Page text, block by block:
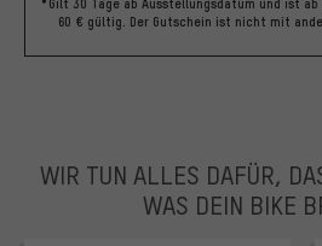
60 € gültig. Der Gutschein ist nicht mit
WIR TUN ALLES DAFÜR,
WAS DEIN BIKE